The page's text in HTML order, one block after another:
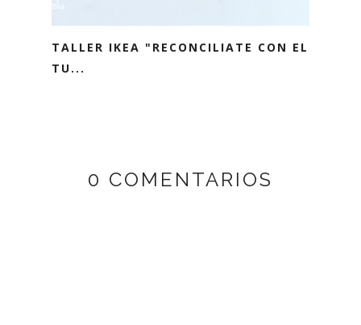
TALLER IKEA "RECONCILIATE CON EL
TU...
0 COMENTARIOS